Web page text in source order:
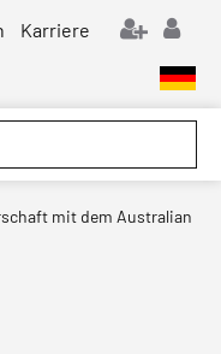
Karriere
mit dem Australian